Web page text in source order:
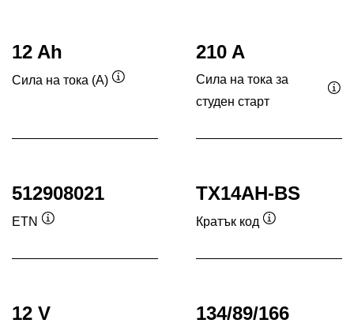
12 Ah
Сила на тока (A)
210 A
Сила на тока за
студен старт
512908021
ETN
TX14AH-BS
Кратък код
12 V 134/89/166